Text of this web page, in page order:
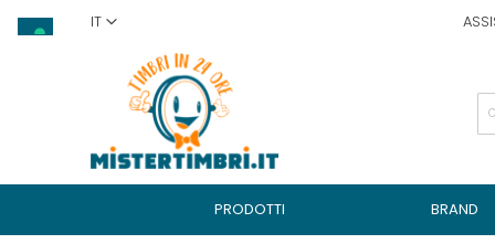
al
IT
PRODOTTI BRAND